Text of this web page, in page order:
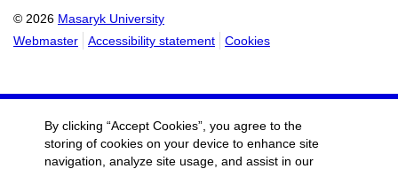
© 2026 Masaryk University
Webmaster
Accessibility statement Cookies
By clicking “Accept Cookies”, you agree to the
storing of cookies on your device to enhance site
navigation, analyze site usage, and assist in our